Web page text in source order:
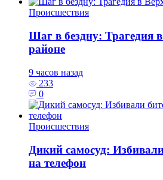
Происшествия
Шаг в бездну: Трагедия
районе
9 часов назад
233
0
Происшествия
Дикий самосуд:
на телефон